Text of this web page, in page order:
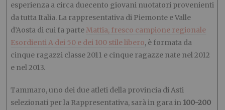
esperienza a circa duecento giovani nuotatori provenienti
da tutta Italia. La rappresentativa di Piemonte e Valle
d’Aosta di cui fa parteMattia, fresco campione regionale
Esordienti A dei 50 e dei 100 stile libero, è formata da
cinque ragazzi classe 2011 e cinque ragazze nate nel 2012
e nel 2013.
Tammaro,uno dei due atleti della provincia di Asti
selezionati per la Rappresentativa, sarà in gara in 100-200